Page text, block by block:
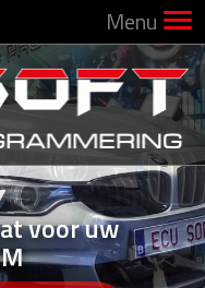
Menu
voor uw